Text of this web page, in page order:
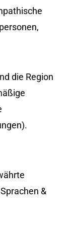
die Region
&